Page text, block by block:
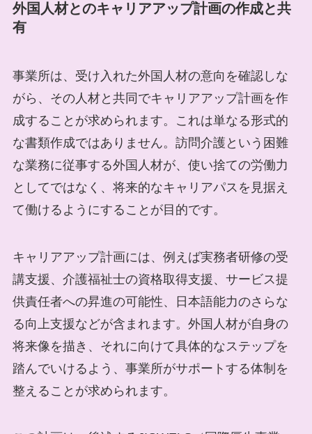
外国人材とのキャリアアップ計画の作成と共
有
事業所は、受け入れた外国人材の意向を確認しな
がら、その人材と共同でキャリアアップ計画を作
成することが求められます。これは単なる形式的
な書類作成ではありません。訪問介護という困難
な業務に従事する外国人材が、使い捨ての労働力
としてではなく、将来的なキャリアパスを見据え
て働けるようにすることが目的です。
キャリアアップ計画には、例えば実務者研修の受
講支援、介護福祉士の資格取得支援、サービス提
供責任者への昇進の可能性、日本語能力のさらな
る向上支援などが含まれます。外国人材が自身の
将来像を描き、それに向けて具体的なステップを
踏んでいけるよう、事業所がサポートする体制を
整えることが求められます。